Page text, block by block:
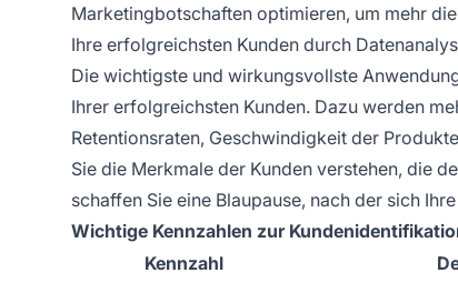
Marketingbotschaften optimieren, um mehr
Ihre erfolgreichsten Kunden durch
Die wichtigste und wirkungsvollste
Ihrer erfolgreichsten Kunden. Dazu werden
Retentionsraten, Geschwindigkeit der
Sie die Merkmale der Kunden verstehen, die
schaffen Sie eine Blaupause, nach der sich
Wichtige Kennzahlen zur
Kennzahl